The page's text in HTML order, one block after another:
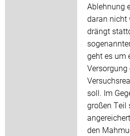
Ablehnung
daran nicht
drängt
geht es um
soll. Im
großen Teil
den